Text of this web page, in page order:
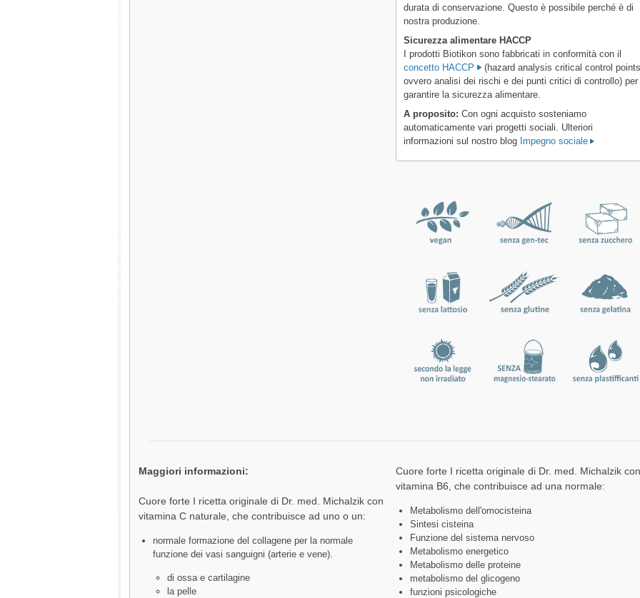
durata di conservazione. Questo è possibile perché è di
nostra produzione.
Sicurezza alimentare HACCP
I prodotti Biotikon sono fabbricati in conformità con il
concetto HACCP
(hazard analysis critical control
ovvero analisi dei rischi e dei punti critici di controllo) per
garantire la sicurezza alimentare.
A proposito: Con ogni acquisto sosteniamo
automaticamente vari progetti sociali. Ulteriori
informazioni sul nostro blog Impegno sociale
Maggiori informazioni:
Cuore forte I ricetta originale di Dr. med. Michalzik con
vitamina C naturale, che contribuisce ad uno o un:
normale formazione del collagene per la normale
funzione dei vasi sanguigni (arterie e vene).
di ossa e cartilagine
la pelle
Cuore forte I ricetta originale di Dr. med. Michalzik
vitamina B6, che contribuisce ad una normale:
Metabolismo dell'omocisteina
Sintesi cisteina
Funzione del sistema nervoso
Metabolismo energetico
Metabolismo delle proteine
metabolismo del glicogeno
funzioni psicologiche